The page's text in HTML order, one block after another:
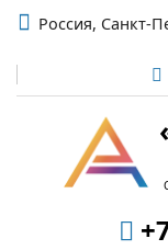
Россия, Санкт-